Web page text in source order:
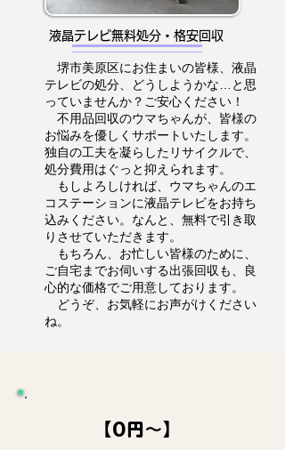
液晶テレビ無料処分・格安回収
堺市美原区にお住まいの皆様、液晶
テレビの処分、どうしようかな…と思
っていませんか？ご安心ください！
不用品回収のウマちゃんが、皆様の
お悩みを優しくサポートいたします。
独自の工夫を凝らしたリサイクルで、
処分費用はぐっと抑えられます。
もしよろしければ、ウマちゃんのエ
コステーションに液晶テレビをお持ち
込みください。なんと、無料で引き取
りさせていただきます。
もちろん、お忙しい皆様のために、
ご自宅までお伺いする出張回収も、良
心的な価格でご用意しております。
どうぞ、お気軽にお声がけください
ね。
【0円～】